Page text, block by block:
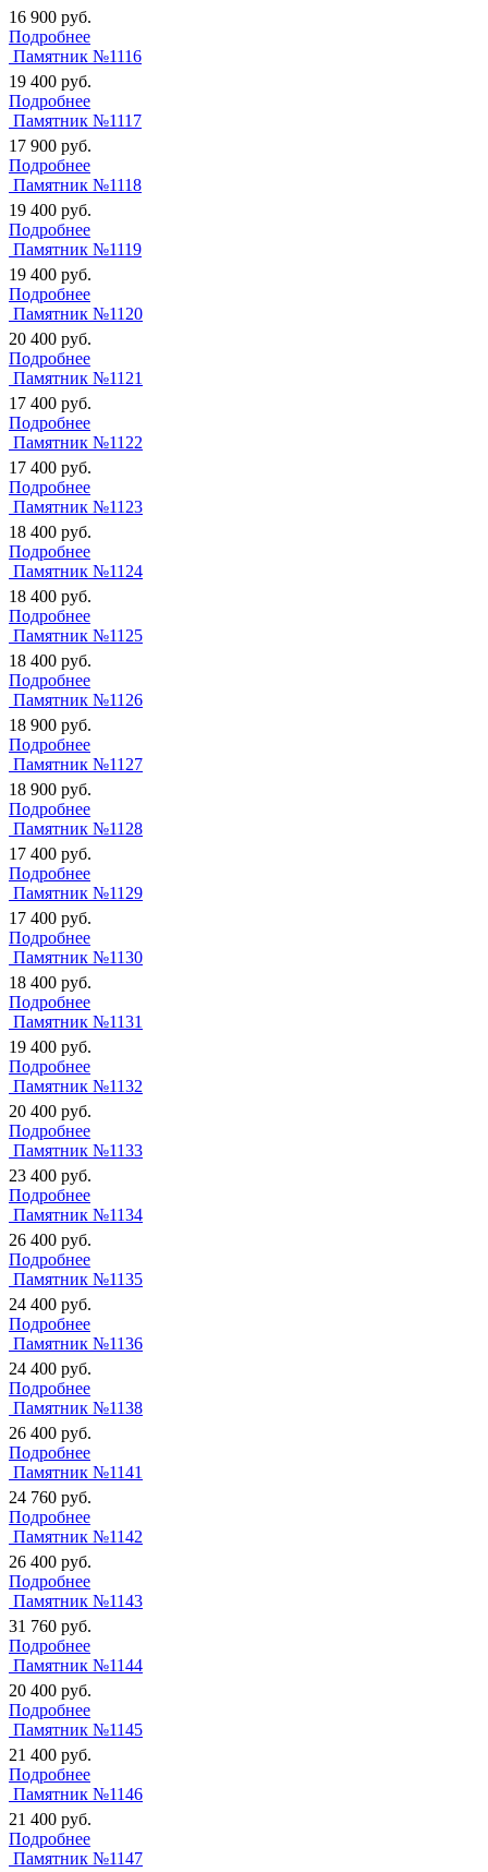
16 900 руб.
Подробнее
Памятник №1116
19 400 руб.
Подробнее
Памятник №1117
17 900 руб.
Подробнее
Памятник №1118
19 400 руб.
Подробнее
Памятник №1119
19 400 руб.
Подробнее
Памятник №1120
20 400 руб.
Подробнее
Памятник №1121
17 400 руб.
Подробнее
Памятник №1122
17 400 руб.
Подробнее
Памятник №1123
18 400 руб.
Подробнее
Памятник №1124
18 400 руб.
Подробнее
Памятник №1125
18 400 руб.
Подробнее
Памятник №1126
18 900 руб.
Подробнее
Памятник №1127
18 900 руб.
Подробнее
Памятник №1128
17 400 руб.
Подробнее
Памятник №1129
17 400 руб.
Подробнее
Памятник №1130
18 400 руб.
Подробнее
Памятник №1131
19 400 руб.
Подробнее
Памятник №1132
20 400 руб.
Подробнее
Памятник №1133
23 400 руб.
Подробнее
Памятник №1134
26 400 руб.
Подробнее
Памятник №1135
24 400 руб.
Подробнее
Памятник №1136
24 400 руб.
Подробнее
Памятник №1138
26 400 руб.
Подробнее
Памятник №1141
24 760 руб.
Подробнее
Памятник №1142
26 400 руб.
Подробнее
Памятник №1143
31 760 руб.
Подробнее
Памятник №1144
20 400 руб.
Подробнее
Памятник №1145
21 400 руб.
Подробнее
Памятник №1146
21 400 руб.
Подробнее
Памятник №1147